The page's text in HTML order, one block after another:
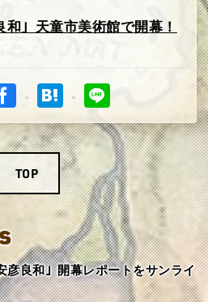
和」天童市美術館で開幕！
TOP
彦良和」開幕レポートをサンライ